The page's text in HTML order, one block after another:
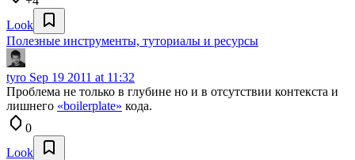
Look
Полезные инструменты, туториалы и ресурсы
tyro Sep 19 2011 at 11:32
Проблема не только в глубине но и в отсутствии контекста и
лишнего «boilerplate» кода.
0
Look